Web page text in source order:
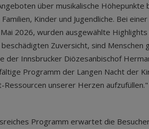
über musikalische Höhepunkte
Kinder und Jugendliche. Bei
2026, wurden ausgewählte
Zuversicht, sind Menschen
der Innsbrucker Diözesanbischof
Programm der Langen Nacht der
Ressourcen unserer Herzen aufzufüllen."
Programm erwartet die